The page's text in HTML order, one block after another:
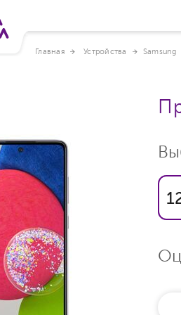
Главная Устройства Samsung